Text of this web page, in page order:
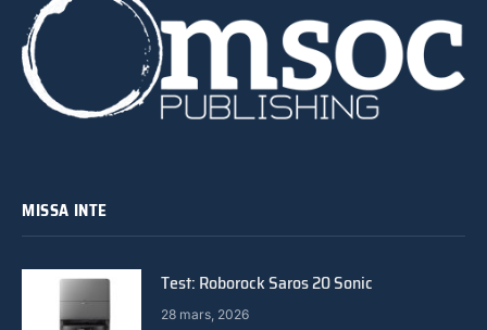
MISSA INTE
Test: Roborock Saros 20 Sonic
28 mars, 2026